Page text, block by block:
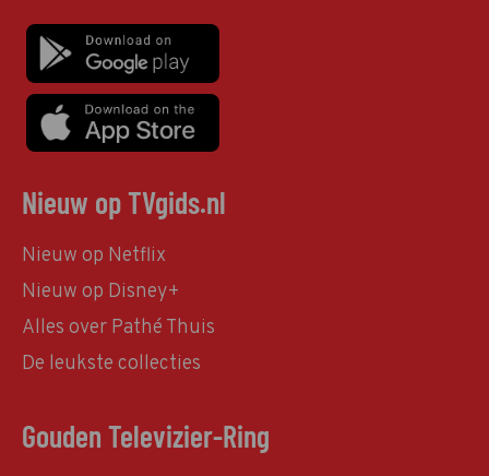
Nieuw op TVgids.nl
Nieuw op Netflix
Nieuw op Disney+
Alles over Pathé Thuis
De leukste collecties
Gouden Televizier-Ring